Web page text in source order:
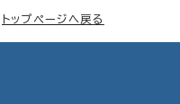
トップページへ戻る